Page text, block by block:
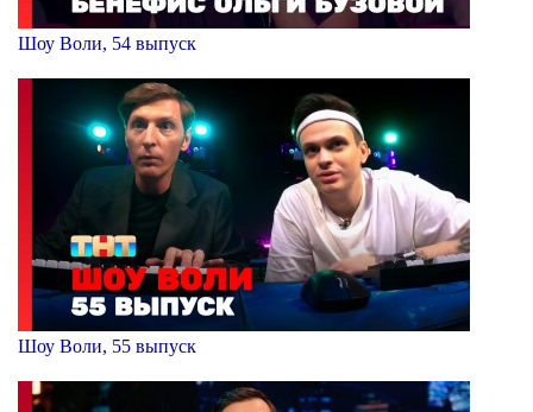
Шоу Воли, 54 выпуск
Шоу Воли, 55 выпуск